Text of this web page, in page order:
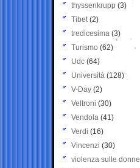
thyssenkrupp (3)
Tibet(2)
tredicesima (3)
Turismo (62)
Udc (64)
Università (128)
V-Day (2)
Veltroni (30)
Vendola (41)
Verdi (16)
Vincenzi (30)
violenza sulle donne